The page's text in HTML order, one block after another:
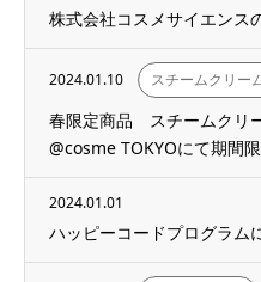
株式会社コスメサイエンス
2024.01.10 スチームクリー
春限定商品 スチームクリ
@cosme TOKYOにて期間
2024.01.01
ハッピーコードプログラム